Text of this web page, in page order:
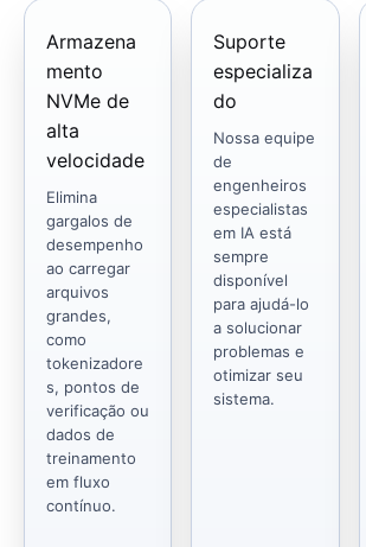
Armazena
mento
NVMe de
alta
velocidade
Elimina
gargalos de
desempenho
ao carregar
arquivos
grandes,
como
tokenizadore
s, pontos de
verificação ou
dados de
treinamento
em fluxo
contínuo.
Suporte
especializa
do
Nossa equipe
de
engenheiros
especialistas
em IA está
sempre
disponível
para ajudá-lo
a solucionar
problemas e
otimizar seu
sistema.